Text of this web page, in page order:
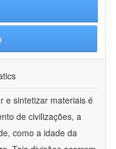
e sintetizar materiais é
de civilizações, a
como a idade da